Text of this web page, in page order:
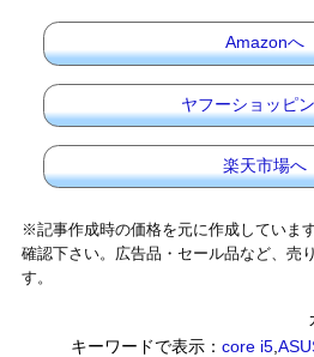
Amazonへ
ヤフーショッピ
楽天市場へ
※記事作成時の価格を元に作成していま
確認下さい。広告品・セール品など、売
す。
キーワードで表示： core i5